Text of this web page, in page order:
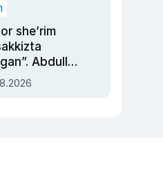
she’rim
Abdulla
asrab